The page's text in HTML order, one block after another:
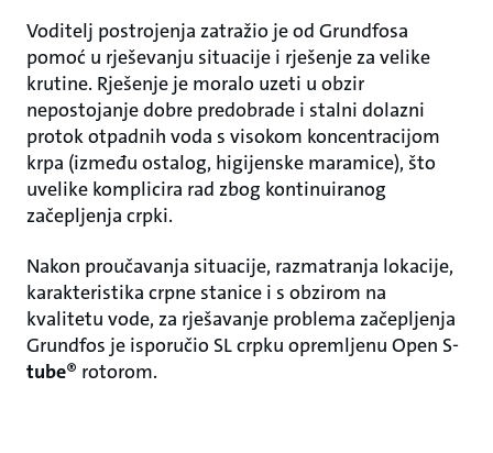
Voditelj postrojenja zatražio je od Grundfosa
pomoć u rješevanju situacije i rješenje za velike
krutine. Rješenje je moralo uzeti u obzir
nepostojanje dobre predobrade i stalni dolazni
protok otpadnih voda s visokom koncentracijom
krpa (između ostalog, higijenske maramice), što
uvelike komplicira rad zbog kontinuiranog
začepljenja crpki.
Nakon proučavanja situacije, razmatranja lokacije,
karakteristika crpne stanice i s obzirom na
kvalitetu vode, za rješavanje problema začepljenja
Grundfos je isporučio SL crpku opremljenu Open S-
tube® rotorom.